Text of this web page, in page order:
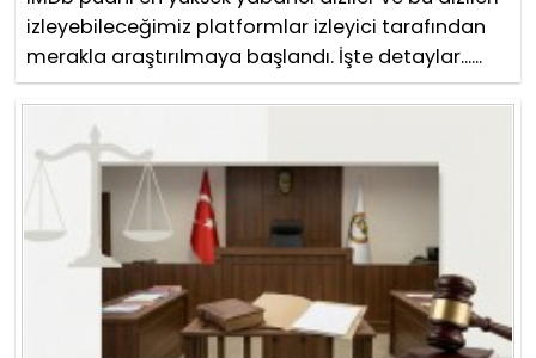
izleyebileceğimiz platformlar izleyici tarafından
merakla araştırılmaya başlandı. İşte detaylar......